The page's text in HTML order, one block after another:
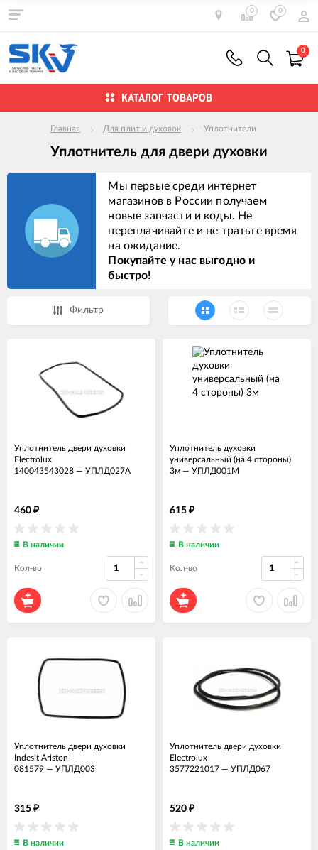
0 0
0
КАТАЛОГ ТОВАРОВ
Главная Для плит и духовок Уплотнители
Уплотнитель для двери духовки
Мы первые среди интернет
магазинов в России получаем
новые запчасти и коды. Не
переплачивайте и не тратьте время
на ожидание.
Покупайте у нас выгодно и
быстро!
Фильтр
Уплотнитель двери духовки
Electrolux
140043543028 — УПЛД027А
460 ₽
В наличии
Кол-во
Уплотнитель духовки
универсальный (на 4 стороны)
3м — УПЛД001М
615 ₽
В наличии
Кол-во
Уплотнитель двери духовки
Indesit Ariston -
081579 — УПЛД003
315 ₽
В наличии
Уплотнитель двери духовки
Electrolux
3577221017 — УПЛД067
520 ₽
В наличии